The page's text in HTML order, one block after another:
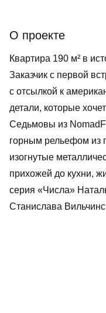
О проекте
Квартира 190 м² в
Заказчик с первой
с отсылкой к
детали, которые
Седьмовы из
горным рельефом из
изогнутые
прихожей до кухни,
серия «Числа»
Станислава